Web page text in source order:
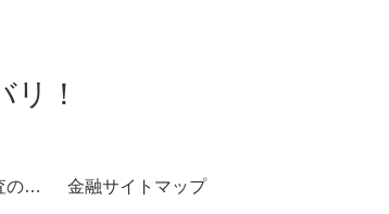
！
誰でも簡単に無審査の現金調達 金融サイトマップ